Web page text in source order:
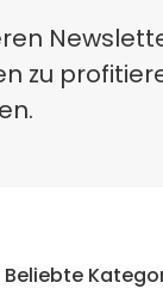
zu
Beliebte